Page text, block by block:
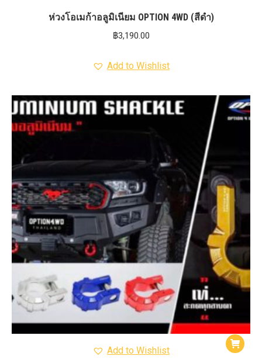
ห่วงโอเมก้าอลูมิเนียม OPTION 4WD (สีดำ)
฿3,190.00
Add to Wishlist
Add to Wishlist